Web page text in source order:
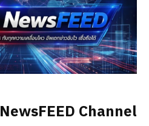
NewsFEED Channel